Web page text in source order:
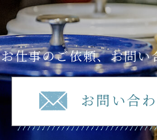
お仕事のご依頼、お問
お問い合